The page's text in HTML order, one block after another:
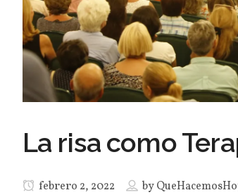
La risa como
febrero 2, 2022 by